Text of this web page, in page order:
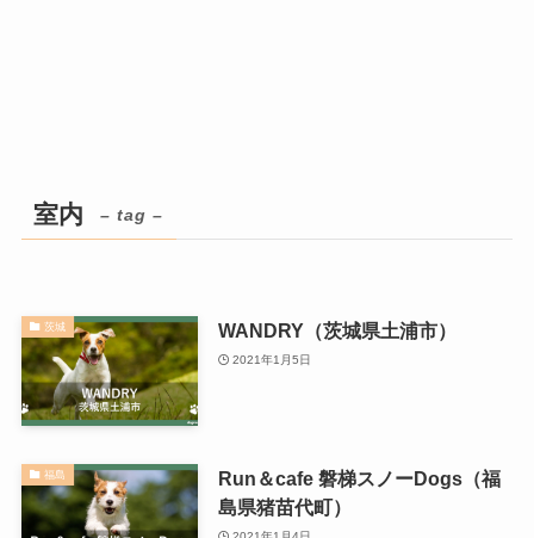
室内 – tag –
茨城 WANDRY（茨城県土浦市）
2021年1月5日
福島
Run＆cafe 磐梯スノーDogs（福
島県猪苗代町）